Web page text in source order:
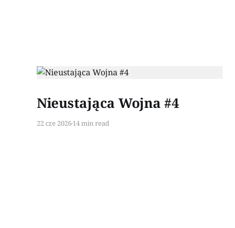
Nieustająca Wojna #4
22 cze 202614 min read